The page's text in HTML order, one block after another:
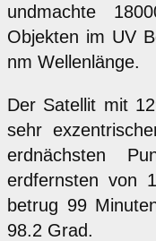
undmachte
Objekten im UV
nm Wellenlänge.
Der Satellit mit
sehr
erdnächsten
erdfernsten von
betrug 99
98.2 Grad.